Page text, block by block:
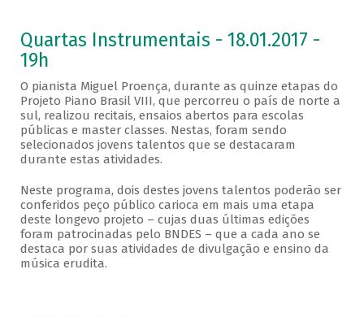
Quartas Instrumentais - 18.01.2017 -
19h
O pianista Miguel Proença, durante as quinze etapas do
Projeto Piano Brasil VIII, que percorreu o país de norte a
sul, realizou recitais, ensaios abertos para escolas
públicas e master classes. Nestas, foram sendo
selecionados jovens talentos que se destacaram
durante estas atividades.
Neste programa, dois destes jovens talentos poderão ser
conferidos peço público carioca em mais uma etapa
deste longevo projeto – cujas duas últimas edições
foram patrocinadas pelo BNDES – que a cada ano se
destaca por suas atividades de divulgação e ensino da
música erudita.